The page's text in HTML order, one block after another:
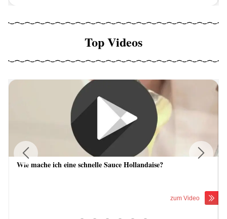
Top Videos
Wie mache ich eine schnelle Sauce Hollandaise?
zum Video
Previous